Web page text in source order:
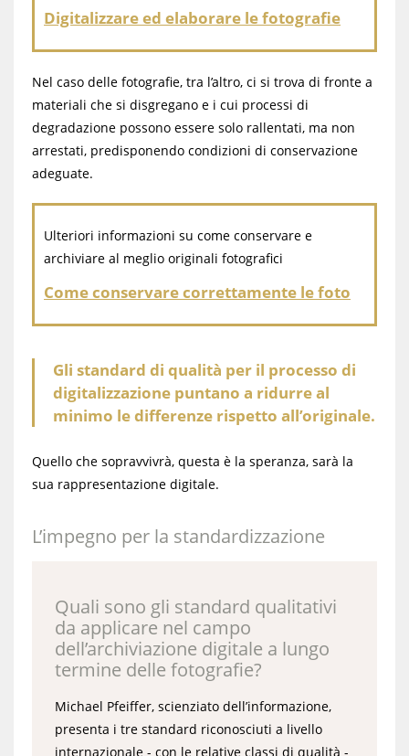
Digitalizzare ed elaborare le fotografie
Nel caso delle fotografie, tra l’altro, ci si trova di fronte a
materiali che si disgregano e i cui processi di
degradazione possono essere solo rallentati, ma non
arrestati, predisponendo condizioni di conservazione
adeguate.
Ulteriori informazioni su come conservare e
archiviare al meglio originali fotografici
Come conservare correttamente le foto
Gli standard di qualità per il processo di
digitalizzazione puntano a ridurre al
minimo le differenze rispetto all’originale.
Quello che sopravvivrà, questa è la speranza, sarà la
sua rappresentazione digitale.
L’impegno per la standardizzazione
Quali sono gli standard qualitativi
da applicare nel campo
dell’archiviazione digitale a lungo
termine delle fotografie?
Michael Pfeiffer, scienziato dell’informazione,
presenta i tre standard riconosciuti a livello
internazionale - con le relative classi di qualità -